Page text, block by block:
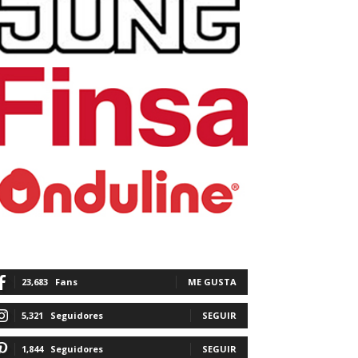
23,683 Fans ME GUSTA
5,321 Seguidores SEGUIR
1,844 Seguidores SEGUIR